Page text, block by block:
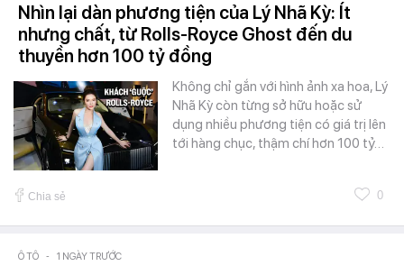
Nhìn lại dàn phương tiện của Lý Nhã Kỳ: Ít
nhưng chất, từ Rolls-Royce Ghost đến du
thuyền hơn 100 tỷ đồng
Không chỉ gắn với hình ảnh xa hoa, Lý
Nhã Kỳ còn từng sở hữu hoặc sử
dụng nhiều phương tiện có giá trị lên
tới hàng chục, thậm chí hơn 100 tỷ…
Chia sẻ 0
Ô TÔ - 1 NGÀY TRƯỚC